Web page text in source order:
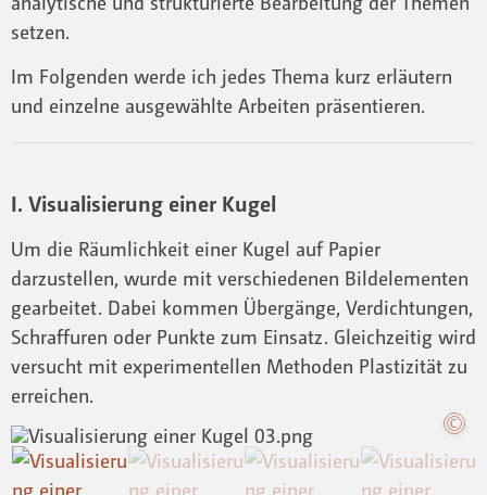
setzen.
Im Folgenden werde ich jedes Thema kurz erläutern
und einzelne ausgewählte Arbeiten präsentieren.
I. Visualisierung einer Kugel
Um die Räumlichkeit einer Kugel auf Papier
darzustellen, wurde mit verschiedenen Bildelementen
gearbeitet. Dabei kommen Übergänge, Verdichtungen,
Schraffuren oder Punkte zum Einsatz. Gleichzeitig wird
versucht mit experimentellen Methoden Plastizität zu
erreichen.